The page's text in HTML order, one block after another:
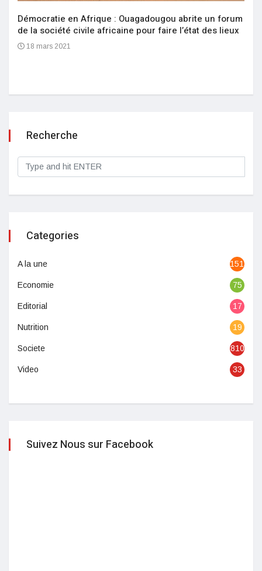
Démocratie en Afrique : Ouagadougou abrite un forum
de la société civile africaine pour faire l’état des lieux
18 mars 2021
Recherche
Categories
A la une 1513
Economie 75
Editorial 17
Nutrition 19
Societe 810
Video 33
Suivez Nous sur Facebook